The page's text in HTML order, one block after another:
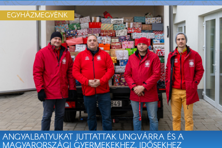
ANGYALBATYUKAT JUTTATTAK UNGVÁRRA ÉS A
EGYHÁZMEGYÉNK